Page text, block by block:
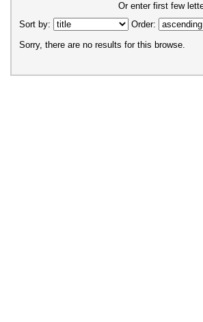
Or enter first few
Sort by:
Order:
Sorry, there are no results for this browse.